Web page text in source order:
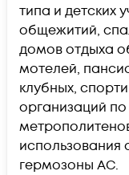
типа и детских
общежитий,
домов отдыха
мотелей,
клубных,
организаций
использования
гермозоны АС.